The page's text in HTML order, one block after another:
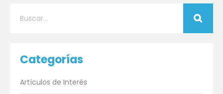
Categorías
Artículos de Interés